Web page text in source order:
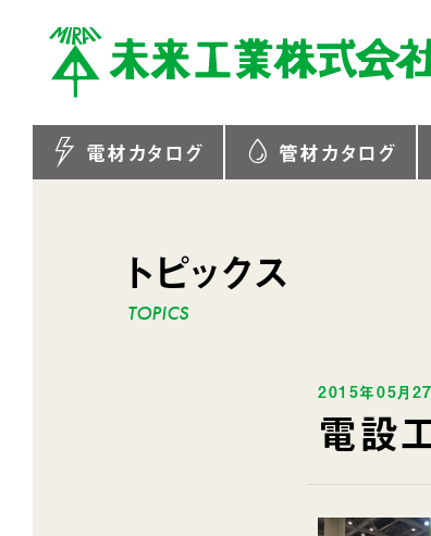
電材カタログ 管材カタログ
トピックス
2015年05月
電設